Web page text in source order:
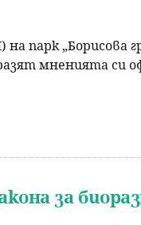
на парк „Борисова
мненията си
за